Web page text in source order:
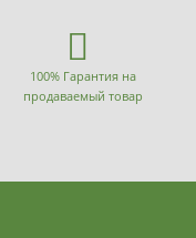
100% Гарантия на
продаваемый товар